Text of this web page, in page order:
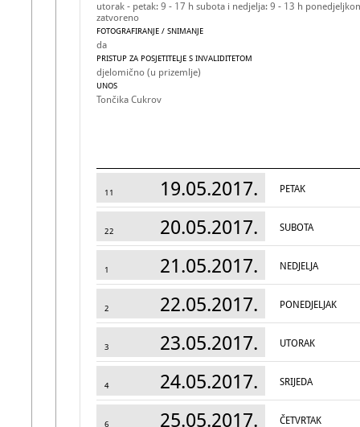
utorak - petak: 9 - 17 h subota i nedjelja: 9 - 13 h
zatvoreno
FOTOGRAFIRANJE / SNIMANJE
da
PRISTUP ZA POSJETITELJE S INVALIDITETOM
djelomično (u prizemlje)
UNOS
Tončika Cukrov
11 19.05.2017. PETAK
22 20.05.2017. SUBOTA
1 21.05.2017. NEDJELJA
2 22.05.2017. PONEDJELJAK
3 23.05.2017. UTORAK
4 24.05.2017. SRIJEDA
6 25.05.2017. ČETVRTAK